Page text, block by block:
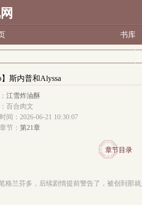
书库
】斯内普和Alyssa
江雪炸油酥
百合肉文
间：2026-06-21 10:30:07
节： 第21章
章节目录
格兰芬多，后续剧情提前警告了，被创到那就